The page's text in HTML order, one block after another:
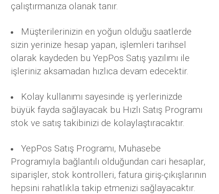
çalıştırmanıza olanak tanır.
Müşterilerinizin en yoğun olduğu saatlerde
sizin yerinize hesap yapan, işlemleri tarihsel
olarak kaydeden bu YepPos Satış yazılımı ile
işleriniz aksamadan hızlıca devam edecektir.
Kolay kullanımı sayesinde iş yerlerinizde
büyük fayda sağlayacak bu Hızlı Satış Programı
stok ve satış takibinizi de kolaylaştıracaktır.
YepPos Satış Programı, Muhasebe
Programıyla bağlantılı olduğundan cari hesaplar,
siparişler, stok kontrolleri, fatura giriş-çıkışlarının
hepsini rahatlıkla takip etmenizi sağlayacaktır.